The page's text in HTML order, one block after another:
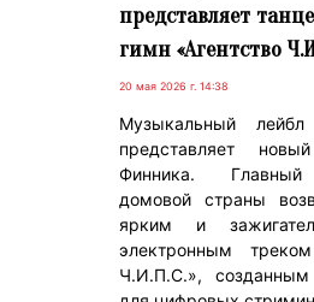
представляет
гимн «Агентство
20 мая 2026 г. 14:38
Музыкальный
представляет
Финника. Главный
домовой страны
ярким и
электронным треком
Ч.И.П.С.», созданным